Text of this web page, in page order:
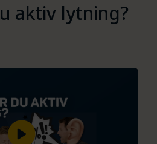
aktiv lytning?